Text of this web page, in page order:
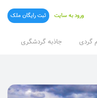
گردی جاذبه گردشگری
ورود به سایت ثبت رایگان ملک